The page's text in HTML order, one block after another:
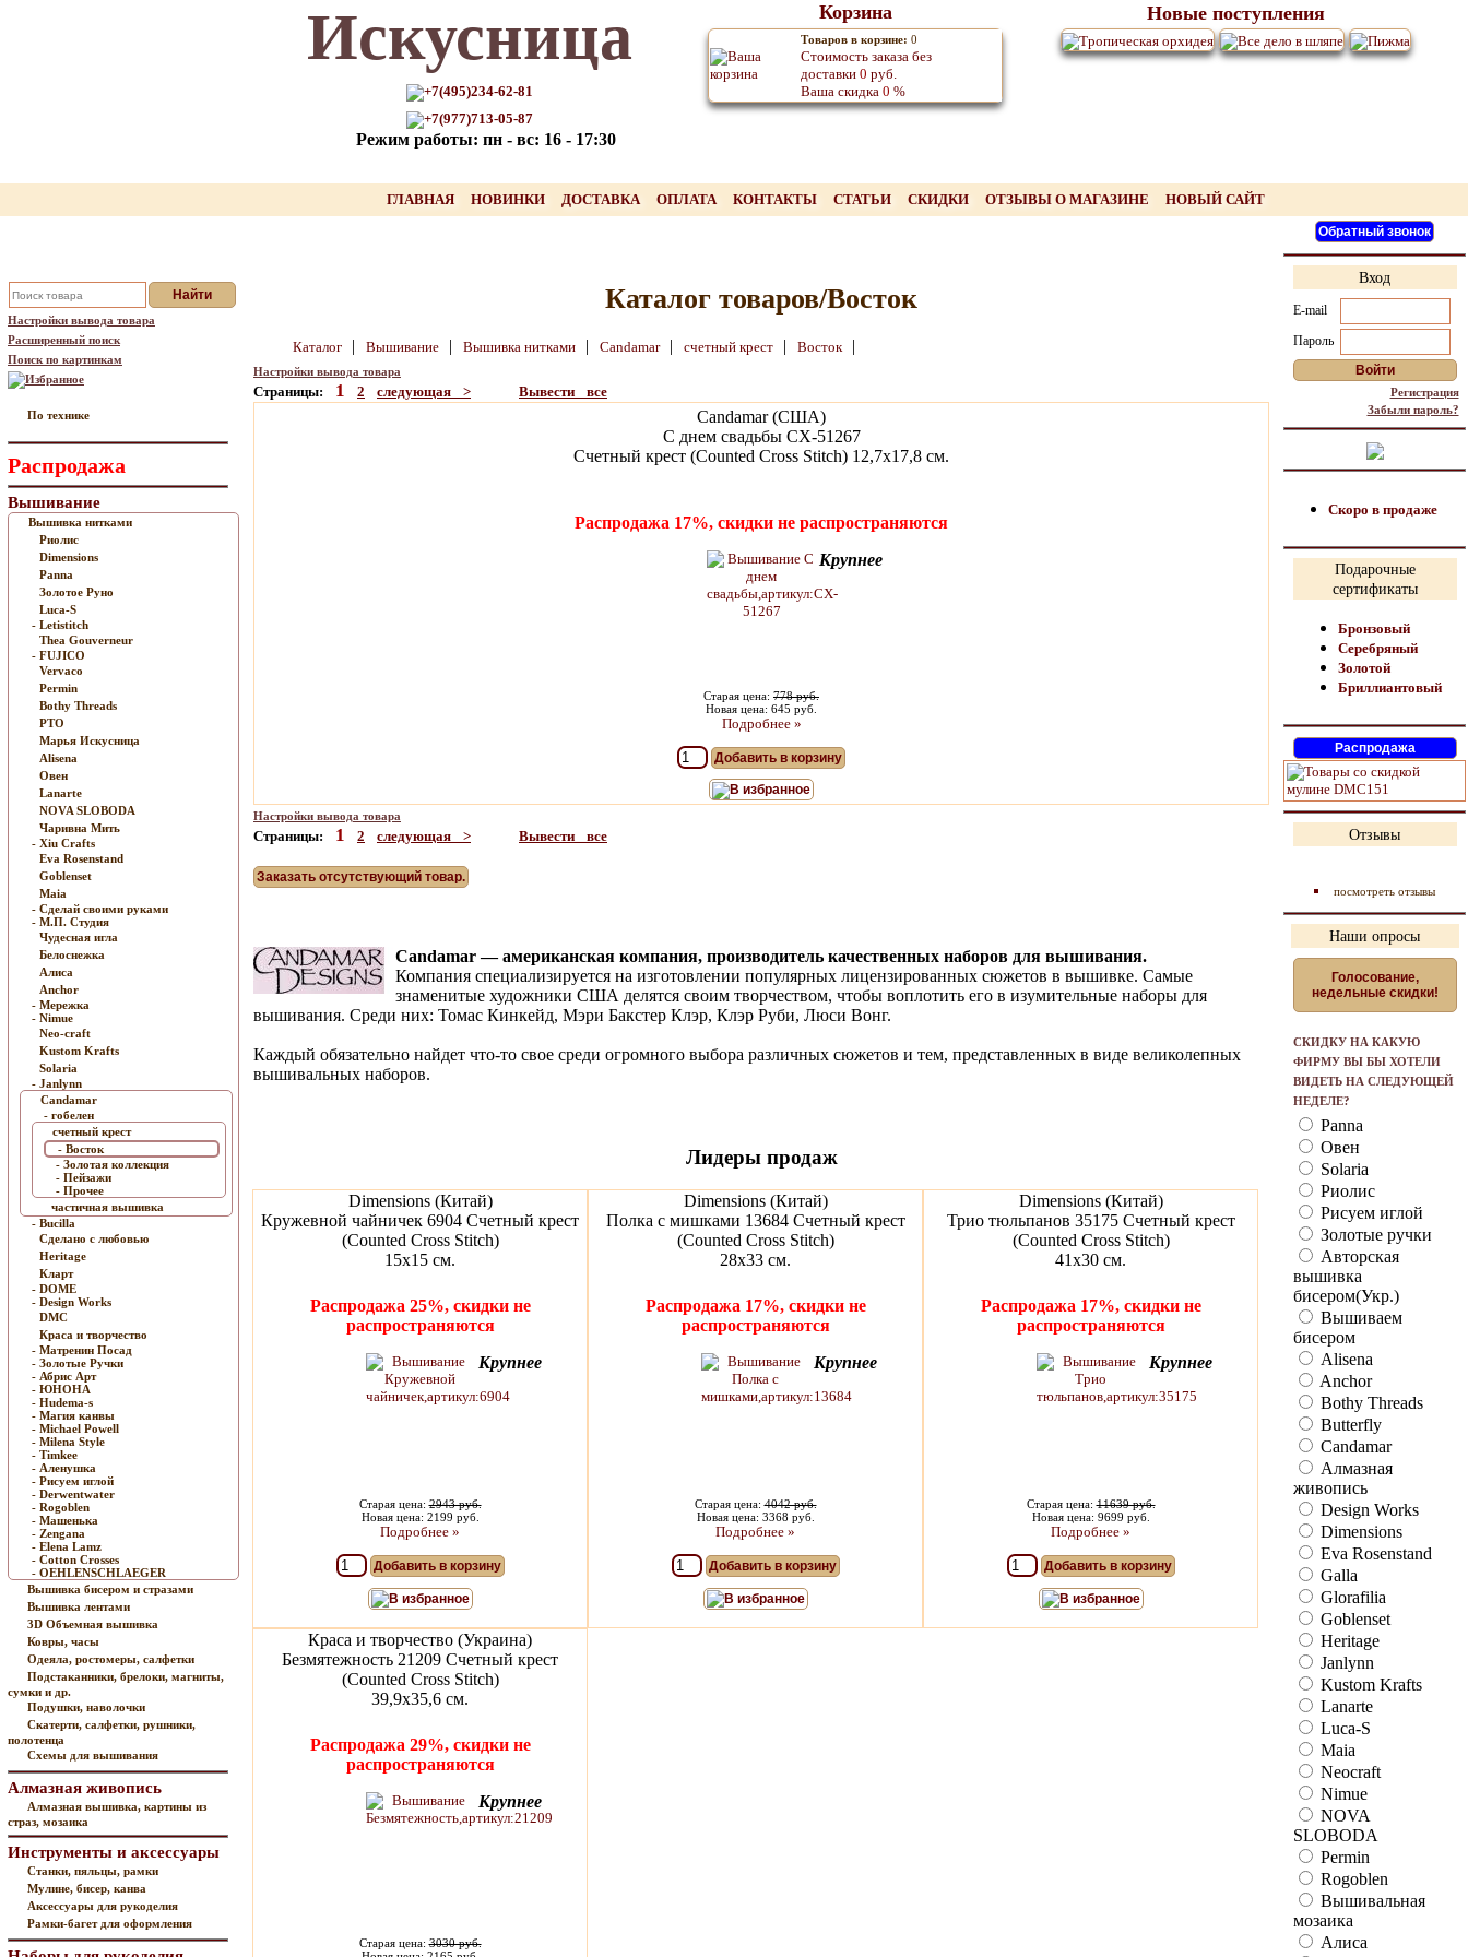
Только для Вас промокод на
Отправить
Искусница
+7(495)234-62-81
+7(977)713-05-87
Режим работы: пн - вс: 16 - 17:30
Корзина
Товаров в корзине: 0
Стоимость заказа без
доставки 0 руб.
Ваша скидка 0 %
Новые поступления
ГЛАВНАЯ НОВИНКИ ДОСТАВКА ОПЛАТА КОНТАКТЫ СТАТЬИ СКИДКИ ОТЗЫВЫ О МАГАЗИНЕ НОВЫЙ САЙТ
Настройки вывода товара
Расширенный поиск
Поиск по картинкам
Избранное
По технике
Распродажа
Вышивание
Вышивка нитками
Риолис
Dimensions
Panna
Золотое Руно
Luca-S
- Letistitch
Thea Gouverneur
- FUJICO
Vervaco
Permin
Bothy Threads
РТО
Марья Искусница
Alisena
Овен
Lanarte
NOVA SLOBODA
Чаривна Мить
- Xiu Crafts
Eva Rosenstand
Goblenset
Maia
- Сделай своими руками
- М.П. Студия
Чудесная игла
Белоснежка
Алиса
Anchor
- Мережка
- Nimue
Neo-craft
Kustom Krafts
Solaria
- Janlynn
Candamar
- гобелен
счетный крест
- Восток
- Золотая коллекция
- Пейзажи
- Прочее
частичная вышивка
- Bucilla
Сделано с любовью
Heritage
Кларт
- DOME
- Design Works
DMC
Краса и творчество
- Матренин Посад
- Золотые Ручки
- Абрис Арт
- ЮНОНА
- Hudema-s
- Магия канвы
- Michael Powell
- Milena Style
- Timkee
- Аленушка
- Рисуем иглой
- Derwentwater
- Rogoblen
- Машенька
- Zengana
- Elena Lamz
- Cotton Crosses
- OEHLENSCHLAEGER
Вышивка бисером и стразами
Вышивка лентами
3D Объемная вышивка
Ковры, часы
Одеяла, ростомеры, салфетки
Подстаканники, брелоки, магниты,
сумки и др.
Подушки, наволочки
Скатерти, салфетки, рушники,
полотенца
Схемы для вышивания
Алмазная живопись
Алмазная вышивка, картины из
страз, мозаика
Инструменты и аксессуары
Станки, пяльцы, рамки
Мулине, бисер, канва
Аксессуары для рукоделия
Рамки-багет для оформления
Каталог товаров/Восток
Каталог | Вышивание | Вышивка нитками | Candamar | счетный крест | Восток |
Настройки вывода товара
Страницы: 1 2 следующая > Вывести все
Candamar (США)
С днем свадьбы CX-51267
Счетный крест (Counted Cross Stitch) 12,7х17,8 см.
Распродажа 17%, скидки не распространяются
Крупнее
Старая цена: 778 руб.
Новая цена: 645 руб.
Подробнее »
Добавить в корзину
В избранное
Настройки вывода товара
Страницы: 1 2 следующая > Вывести все
Заказать отсутствующий товар.
Candamar — американская компания, производитель качественных наборов для вышивания.
Компания специализируется на изготовлении популярных лицензированных сюжетов в вышивке. Самые
знаменитые художники США делятся своим творчеством, чтобы воплотить его в изумительные наборы для
вышивания. Среди них: Томас Кинкейд, Мэри Бакстер Клэр, Клэр Руби, Люси Вонг.
Каждый обязательно найдет что-то свое среди огромного выбора различных сюжетов и тем, представленных в виде великолепных
вышивальных наборов.
Лидеры продаж
Dimensions (Китай)
Кружевной чайничек 6904 Счетный крест
(Counted Cross Stitch)
15x15 см.
Распродажа 25%, скидки не
распространяются
Крупнее
Старая цена:2943 руб.
Новая цена: 2199 руб.
Подробнее »
Добавить в корзину
В избранное
Dimensions (Китай)
Полка с мишками 13684 Счетный крест
(Counted Cross Stitch)
28x33 см.
Распродажа 17%, скидки не
распространяются
Крупнее
Старая цена:4042 руб.
Новая цена: 3368 руб.
Подробнее »
Добавить в корзину
В избранное
Dimensions (Китай)
Трио тюльпанов 35175 Счетный крест
(Counted Cross Stitch)
41x30 см.
Распродажа 17%, скидки не
распространяются
Крупнее
Старая цена:11639 руб.
Новая цена: 9699 руб.
Подробнее »
Добавить в корзину
В избранное
Краса и творчество (Украина)
Безмятежность 21209 Счетный крест
(Counted Cross Stitch)
39,9х35,6 см.
Распродажа 29%, скидки не
распространяются
Крупнее
Старая цена:3030 руб.
Вход
E-mail
Пароль
Регистрация
Забыли пароль?
Скоро в продаже
Подарочные
сертификаты
Бронзовый
Серебряный
Золотой
Бриллиантовый
Отзывы
посмотреть отзывы
Наши опросы
Голосование,
недельные скидки!
СКИДКУ НА КАКУЮ
ФИРМУ ВЫ БЫ ХОТЕЛИ
ВИДЕТЬ НА СЛЕДУЮЩЕЙ
НЕДЕЛЕ?
Panna
Овен
Solaria
Риолис
Рисуем иглой
Золотые ручки
Авторская
вышивка
бисером(Укр.)
Вышиваем
бисером
Alisena
Anchor
Bothy Threads
Butterfly
Candamar
Алмазная
живопись
Design Works
Dimensions
Eva Rosenstand
Galla
Glorafilia
Goblenset
Heritage
Janlynn
Kustom Krafts
Lanarte
Luca-S
Maia
Neocraft
Nimue
NOVA
SLOBODA
Permin
Rogoblen
Вышивальная
мозаика
Алиса